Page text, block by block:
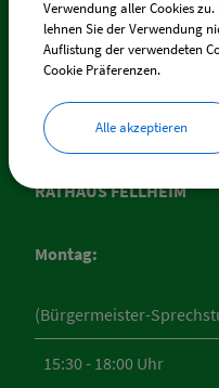
E-Mail: fellheim@vg-
BayernPortal - Sicherer
ÖFFNUNGSZEITEN
RATHAUS FELLHEIM
Montag:
(Bürgermeister-
15:30 - 18:00 Uhr
Verwendung aller Cookies
lehnen Sie der Verwendung
Auflistung der verwendeten
Cookie Präferenzen.
Alle akzeptieren